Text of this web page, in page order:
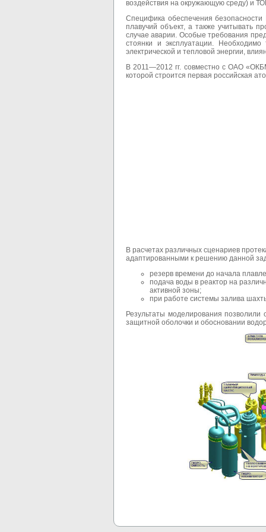
воздействия на окружающую среду) и
Специфика обеспечения
плавучий объект, а также учитывать
случае аварии. Особые требования
стоянки и эксплуатации.
электрической и тепловой энергии,
В 2011—2012 гг. совместно с ОАО
которой строится первая российская
В расчетах различных сценариев
адаптированными к решению данной
резерв времени до начала
подача воды в реактор на
активной зоны;
при работе системы залива
Результаты моделирования
защитной оболочки и обосновании